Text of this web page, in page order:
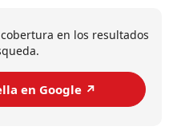
en los resultados
en Google ↗️